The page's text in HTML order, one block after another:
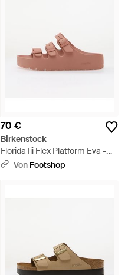
70 €
Birkenstock
Florida Iii Flex Platform Eva -
PinkVon Footshop